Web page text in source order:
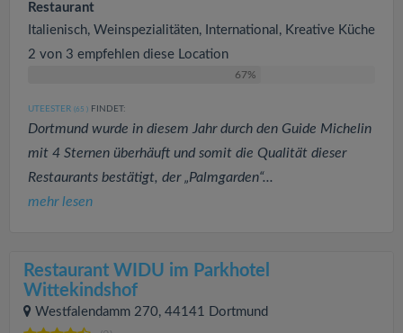
Restaurant
Italienisch, Weinspezialitäten, International, Kreative Küche
2 von 3 empfehlen diese Location
67%
UTEESTER (65 ) FINDET:
Dortmund wurde in diesem Jahr durch den Guide Michelin
mit 4 Sternen überhäuft und somit die Qualität dieser
Restaurants bestätigt, der „Palmgarden“...
mehr lesen
Restaurant WIDU im Parkhotel
Wittekindshof
Westfalendamm 270, 44141 Dortmund